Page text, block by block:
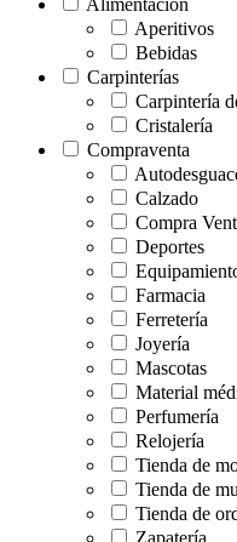
Alimentación
Aperitivos
Bebidas
Carpinterías
Carpintería
Cristalería
Compraventa
Calzado
Compra
Deportes
Farmacia
Ferretería
Joyería
Mascotas
Material
Perfumería
Relojería
Tienda de
Tienda de
Tienda de
Zapatería